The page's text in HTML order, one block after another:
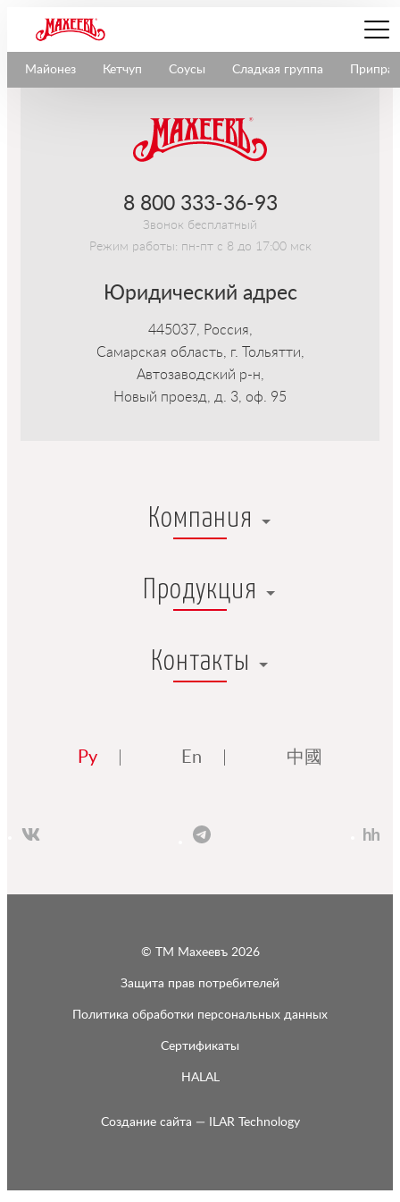
Майонез Кетчуп Соусы Сладкая группа
Элемент не найден
-->
8 800 333-36-93
Звонок бесплатный
Режим работы: пн-пт с 8 до 17:00 мск
Юридический адрес
445037, Россия,
Самарская область, г. Тольятти,
Автозаводский р-н,
Новый проезд, д. 3, оф. 95
Компания
Продукция
Контакты
Ру En 中國
© ТМ Махеевъ 2026
Защита прав потребителей
Политика обработки персональных данных
Сертификаты
HALAL
Создание сайта — ILAR Technology